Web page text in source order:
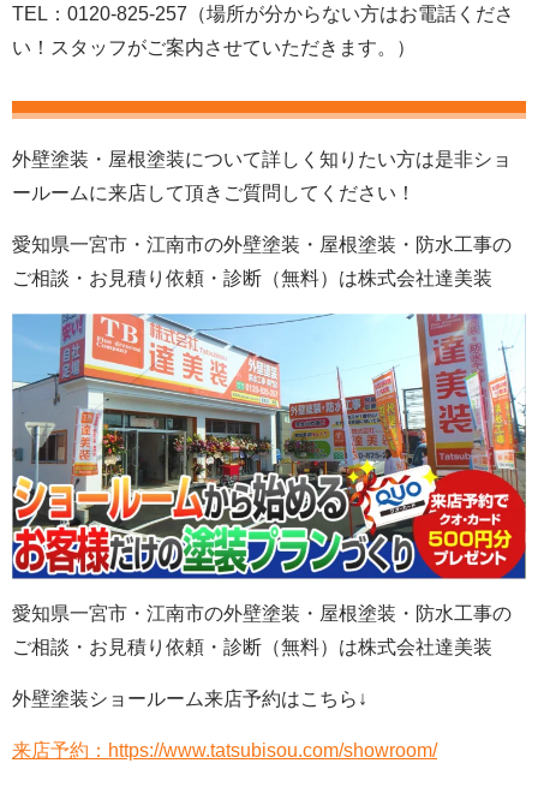
TEL： 0120-825-257（場所が分からない方はお電話くださ
い！スタッフがご案内させていただきます。）
外壁塗装・屋根塗装について詳しく知りたい方は是非ショ
ールームに来店して頂きご質問してください！
愛知県一宮市・江南市の外壁塗装 ・屋根塗装・防水工事の
ご相談・お見積り依頼・診断 （無料） は株式会社達美装
愛知県一宮市・江南市の外壁塗装・屋根塗装・防水工事の
ご相談・お見積り依頼・診断（無料）は株式会社達美装
外壁塗装ショールーム来店予約はこちら↓
来店予約：https://www.tatsubisou.com/showroom/